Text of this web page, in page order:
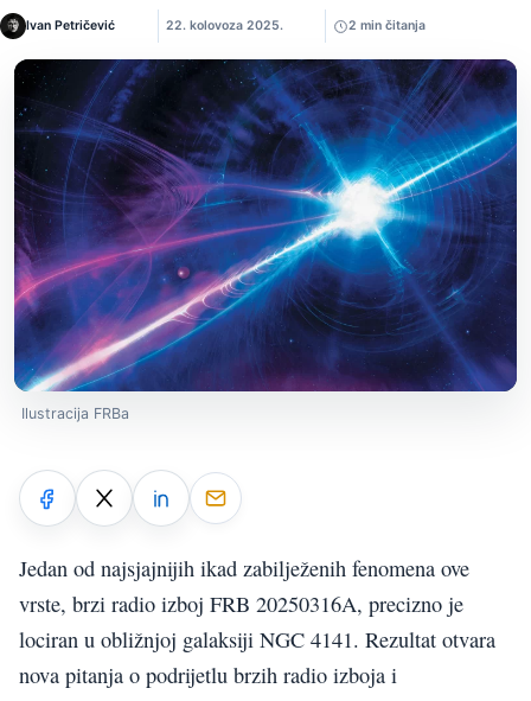
Ivan Petričević 22. kolovoza 2025. 2 min čitanja
Ilustracija FRBa
Jedan od najsjajnijih ikad zabilježenih fenomena ove
vrste, brzi radio izboj FRB 20250316A, precizno je
lociran u obližnjoj galaksiji NGC 4141. Rezultat otvara
nova pitanja o podrijetlu brzih radio izboja i